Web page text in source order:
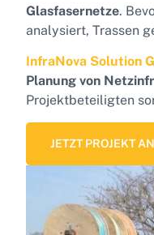
Glasfasernetze.
analysiert, Trassen
InfraNova Solution
Planung von
Projektbeteiligten
JETZT PROJEKT